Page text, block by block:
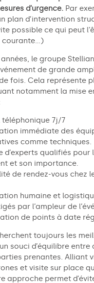
d’urgence. Par
plan d’intervention
possible ce qui peut
courante…)
le groupe
de grande
fois. Cela représente
notamment la mise
téléphonique 7j/7
immédiate des
comme techniques.
d’experts qualifiés pour
et son importance.
de rendez-vous chez
humaine et
par l’ampleur de
de points à date
toujours les
souci d’équilibre entre
prenantes. Alliant
et visite sur place
approche permet